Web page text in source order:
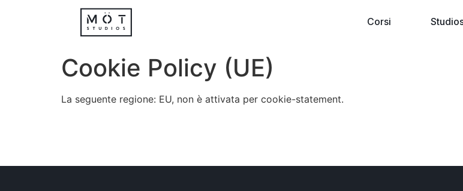
Corsi
Cookie Policy (UE)
La seguente regione: EU, non è attivata per cookie-statement.